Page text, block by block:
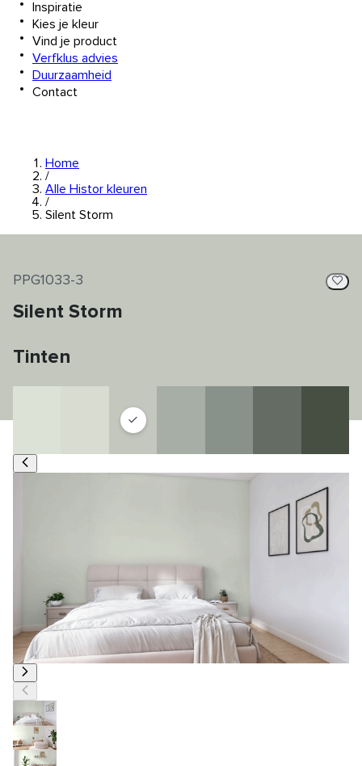
Inspiratie
Kies je kleur
Vind je product
Verfklus advies
Duurzaamheid
Contact
Home
/
Alle Histor kleuren
/
Silent Storm
PPG1033-3
Silent Storm
Tinten